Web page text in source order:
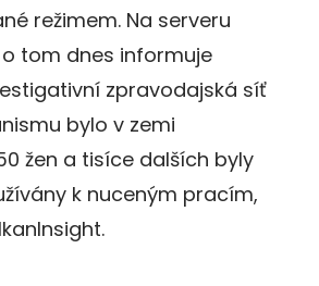
režimem. Na serveru
tom dnes informuje
zpravodajská síť
bylo v zemi
žen a tisíce dalších byly
k nuceným pracím,